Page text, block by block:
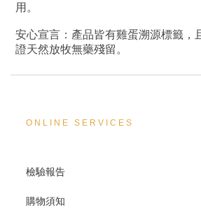
用。
安心宣言：產品皆有雞蛋溯源標籤，
證天然放牧無藥殘留。
ONLINE SERVICES
檢驗報告
購物須知